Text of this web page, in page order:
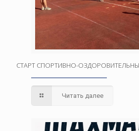
СТАРТ СПОРТИВНО-
Читать далее